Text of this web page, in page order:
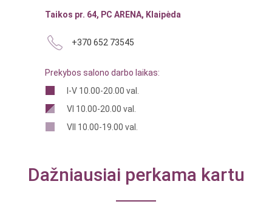
Taikos pr. 64, PC ARENA, Klaipėda
+370 652 73545
Prekybos salono darbo laikas:
I-V 10.00-20.00 val.
VI 10.00-20.00 val.
VII 10.00-19.00 val.
Dažniausiai perkama kartu